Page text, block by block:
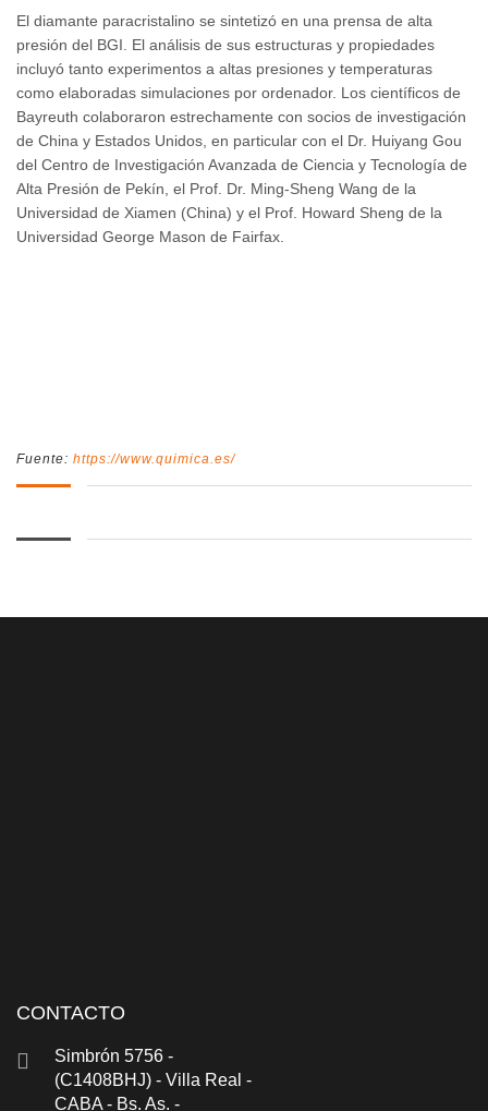
El diamante paracristalino se sintetizó en una prensa de alta
presión del BGI. El análisis de sus estructuras y propiedades
incluyó tanto experimentos a altas presiones y temperaturas
como elaboradas simulaciones por ordenador. Los científicos de
Bayreuth colaboraron estrechamente con socios de investigación
de China y Estados Unidos, en particular con el Dr. Huiyang Gou
del Centro de Investigación Avanzada de Ciencia y Tecnología de
Alta Presión de Pekín, el Prof. Dr. Ming-Sheng Wang de la
Universidad de Xiamen (China) y el Prof. Howard Sheng de la
Universidad George Mason de Fairfax.
Fuente: https://www.quimica.es/
CONTACTO
Simbrón 5756 -
(C1408BHJ) - Villa Real -
CABA - Bs. As. -